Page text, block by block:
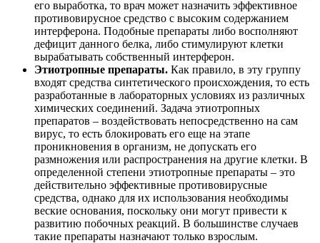
его выработка, то врач может назначить эффективное
противовирусное средство с высоким содержанием
интерферона. Подобные препараты либо восполняют
дефицит данного белка, либо стимулируют клетки
вырабатывать собственный интерферон.
Этиотропные препараты. Как правило, в эту группу
входят средства синтетического происхождения, то есть
разработанные в лабораторных условиях из различных
химических соединений. Задача этиотропных
препаратов – воздействовать непосредственно на сам
вирус, то есть блокировать его еще на этапе
проникновения в организм, не допускать его
размножения или распространения на другие клетки. В
определенной степени этиотропные препараты – это
действительно эффективные противовирусные
средства, однако для их использования необходимы
веские основания, поскольку они могут привести к
развитию побочных реакций. В большинстве случаев
такие препараты назначают только взрослым.